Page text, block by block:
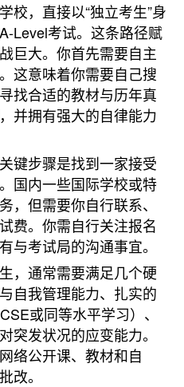
校，直接以“独立考生”身
Level考试。这条路径赋
巨大。你首先需要自主
这意味着你需要自己搜
找合适的教材与历年真
并拥有强大的自律能力
键步骤是找到一家接受
国内一些国际学校或特
，但需要你自行联系、
费。你需自行关注报名
与考试局的沟通事宜。
，通常需要满足几个硬
自我管理能力、扎实的
或同等水平学习）、
突发状况的应变能力。
络公开课、教材和自
改。